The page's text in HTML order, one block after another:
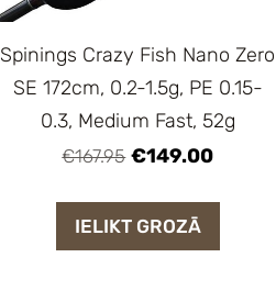
Spinings Crazy Fish Nano Zero
SE 172cm, 0.2-1.5g, PE 0.15-
0.3, Medium Fast, 52g
€167.95 €149.00
IELIKT GROZĀ